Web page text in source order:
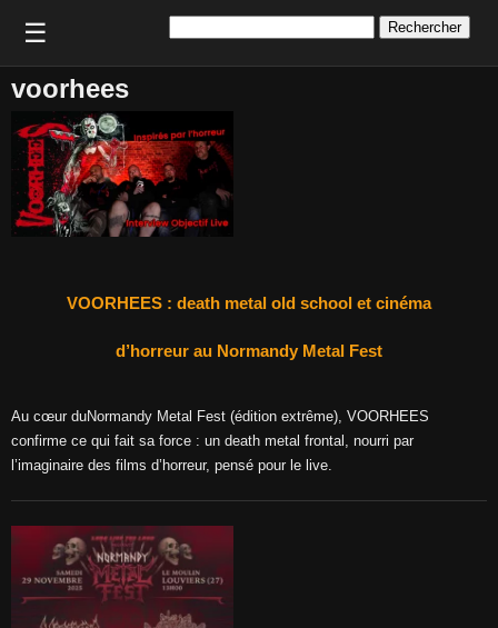
☰
voorhees
VOORHEES : death metal old school et cinéma
d’horreur au Normandy Metal Fest
Au cœur duNormandy Metal Fest (édition extrême), VOORHEES
confirme ce qui fait sa force : un death metal frontal, nourri par
l’imaginaire des films d’horreur, pensé pour le live.